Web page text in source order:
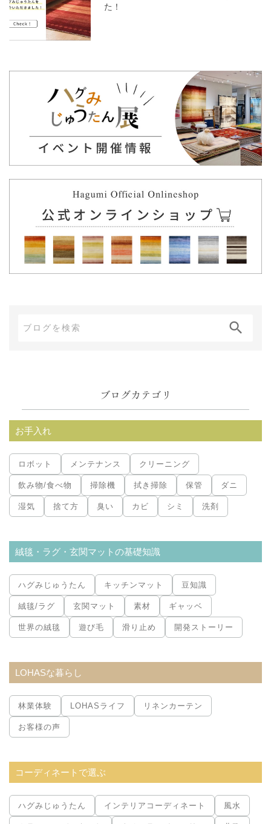
た！
ブ
ブログカテゴリ
お手入れ
ロボット メンテナンス クリーニング
飲み物/食べ物 掃除機 拭き掃除 保管 ダニ
湿気 捨て方 臭い カビ シミ 洗剤
絨毯・ラグ・玄関マットの基礎知識
ハグみじゅうたん キッチンマット 豆知識
絨毯/ラグ 玄関マット 素材 ギャッベ
世界の絨毯 遊び毛 滑り止め 開発ストーリー
LOHASな暮らし
林業体験 LOHASライフ リネンカーテン
お客様の声
コーディネートで選ぶ
ハグみじゅうたん インテリアコーディネート 風水